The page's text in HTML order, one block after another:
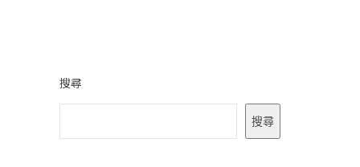
搜尋
搜尋